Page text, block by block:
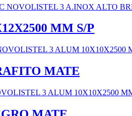
MM S/P
MATE